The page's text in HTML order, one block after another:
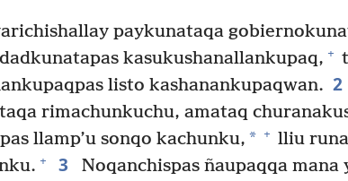
paykunataqa
kasukushanallankupaq, +
listo kashanankupaqwan. 2
rimachunkuchu, amataq
llamp’u sonqo kachunku, * + lliu
+ 3
Noqanchispas ñaupaqqa